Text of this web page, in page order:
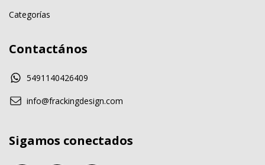
Categorías
Contactános
5491140426409
info@frackingdesign.com
Sigamos conectados